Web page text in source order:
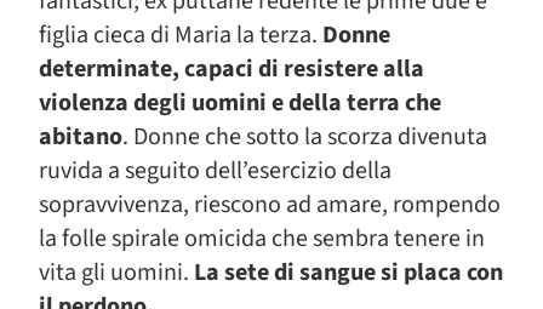
figlia cieca di Maria la terza. Donne
determinate, capaci di resistere alla
violenza degli uomini e della terra che
abitano. Donne che sotto la scorza divenuta
ruvida a seguito dell’esercizio della
sopravvivenza, riescono ad amare, rompendo
la folle spirale omicida che sembra tenere in
vita gli uomini. La sete di sangue si placa con